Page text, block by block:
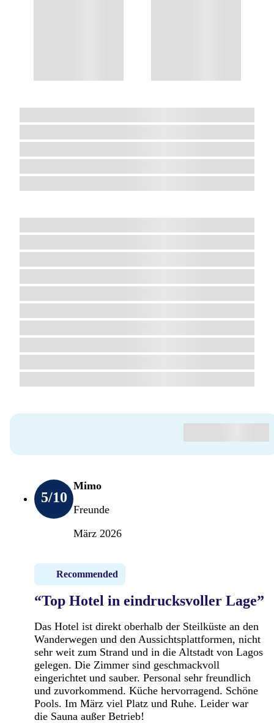
5/10
Mimo
Freunde
März 2026
Recommended
“Top Hotel in eindrucksvoller Lage”
Das Hotel ist direkt oberhalb der Steilküste an den
Wanderwegen und den Aussichtsplattformen, nicht
sehr weit zum Strand und in die Altstadt von Lagos
gelegen. Die Zimmer sind geschmackvoll
eingerichtet und sauber. Personal sehr freundlich
und zuvorkommend. Küche hervorragend. Schöne
Pools. Im März viel Platz und Ruhe. Leider war
die Sauna außer Betrieb!